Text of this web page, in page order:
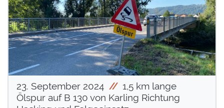
23. September 2024
1,5 km lange
Ölspur auf B 130 von Karling Richtung